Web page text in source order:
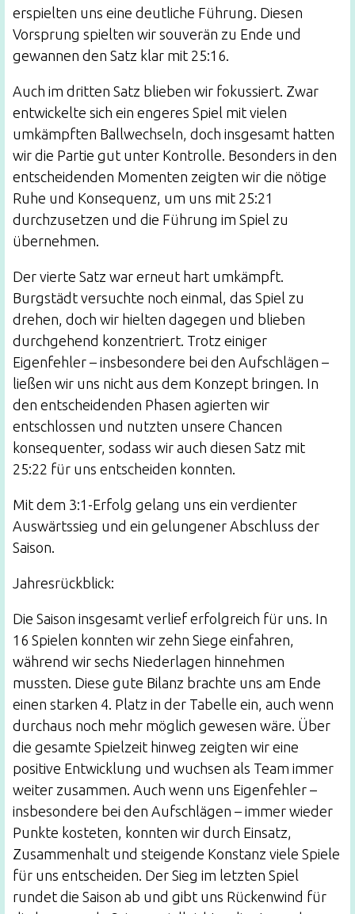
erspielten uns eine deutliche Führung. Diesen
Vorsprung spielten wir souverän zu Ende und
gewannen den Satz klar mit 25:16.
Auch im dritten Satz blieben wir fokussiert. Zwar
entwickelte sich ein engeres Spiel mit vielen
umkämpften Ballwechseln, doch insgesamt hatten
wir die Partie gut unter Kontrolle. Besonders in den
entscheidenden Momenten zeigten wir die nötige
Ruhe und Konsequenz, um uns mit 25:21
durchzusetzen und die Führung im Spiel zu
übernehmen.
Der vierte Satz war erneut hart umkämpft.
Burgstädt versuchte noch einmal, das Spiel zu
drehen, doch wir hielten dagegen und blieben
durchgehend konzentriert. Trotz einiger
Eigenfehler – insbesondere bei den Aufschlägen –
ließen wir uns nicht aus dem Konzept bringen. In
den entscheidenden Phasen agierten wir
entschlossen und nutzten unsere Chancen
konsequenter, sodass wir auch diesen Satz mit
25:22 für uns entscheiden konnten.
Mit dem 3:1-Erfolg gelang uns ein verdienter
Auswärtssieg und ein gelungener Abschluss der
Saison.
Jahresrückblick:
Die Saison insgesamt verlief erfolgreich für uns. In
16 Spielen konnten wir zehn Siege einfahren,
während wir sechs Niederlagen hinnehmen
mussten. Diese gute Bilanz brachte uns am Ende
einen starken 4. Platz in der Tabelle ein, auch wenn
durchaus noch mehr möglich gewesen wäre. Über
die gesamte Spielzeit hinweg zeigten wir eine
positive Entwicklung und wuchsen als Team immer
weiter zusammen. Auch wenn uns Eigenfehler –
insbesondere bei den Aufschlägen – immer wieder
Punkte kosteten, konnten wir durch Einsatz,
Zusammenhalt und steigende Konstanz viele Spiele
für uns entscheiden. Der Sieg im letzten Spiel
rundet die Saison ab und gibt uns Rückenwind für